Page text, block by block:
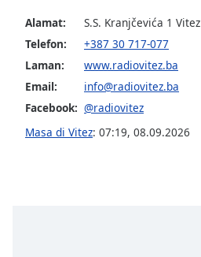
Audio
Track
Picture-
in-
Picture
Alamat:
S.S. Kranjčevića 1 Vitez
Telefon:
+387 30 717-077
Laman:
www.radiovitez.ba
Email:
info@radiovitez.ba
Facebook: @radiovitez
Masa di Vitez: 07:19, 08.09.2026